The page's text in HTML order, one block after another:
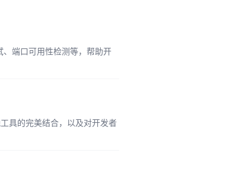
、端口可用性检测等，帮助开
具的完美结合，以及对开发者